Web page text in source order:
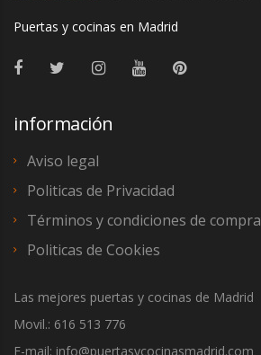
Puertas y cocinas en Madrid
información
Aviso legal
Politicas de Privacidad
Términos y condiciones de compra
Politicas de Cookies
Las mejores puertas y cocinas de Madrid
Movil.: 616 513 776
E-mail: info@puertasycocinasmadrid.com